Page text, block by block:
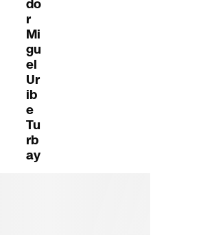
do
r
Mi
gu
el
Ur
ib
e
Tu
rb
ay